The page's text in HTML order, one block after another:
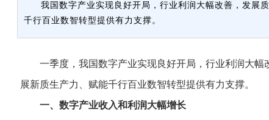
我国数字产业实现良好开局，行业利润大幅改善，发展
千行百业数智转型提供有力支撑。
一季度，我国数字产业实现良好开局，行业利润大幅
展新质生产力、赋能千行百业数智转型提供有力支撑。
一、数字产业收入和利润大幅增长